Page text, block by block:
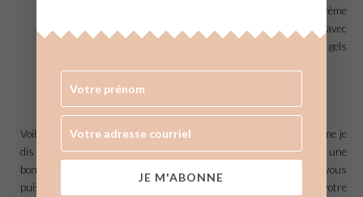
tiges… Egalement de mon côté du démaquillant et une crème
achetés en parapharmacie. Par contre nous nous lavons avec
une savonnette, et un shampoing solide donc plus de gels
Voilà donc comment les courses sont gérées chez moi, mais comme je
dis souvent, il n’y a pas d’organisation meilleure qu’une autre, une
bonne organisation c’est celle qui vous convient ! Le but est que vous
puissiez piquer quelques astuces qui puissent faciliter votre
JE M'ABONNE